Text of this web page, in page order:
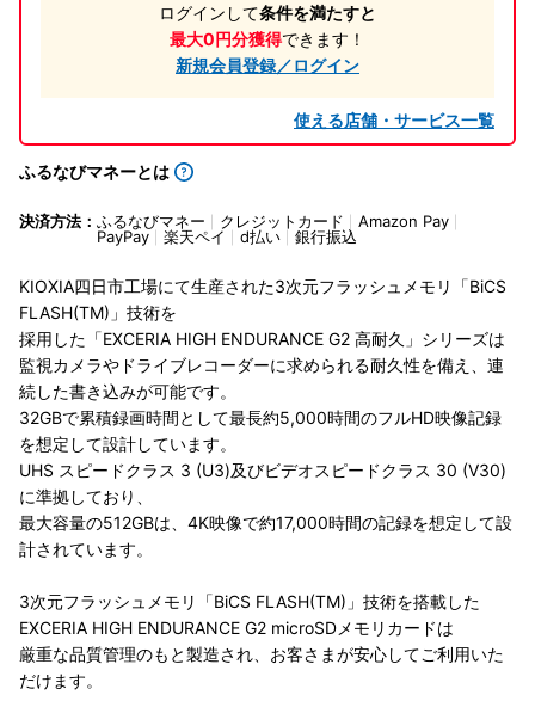
ログインして条件を満たすと
最大0円分獲得できます！
新規会員登録／ログイン
使える店舗・サービス一覧
ふるなびマネーとは
決済方法： ふるなびマネー クレジットカード
Amazon Pay
PayPay
楽天ペイ d払い 銀行振込
KIOXIA四日市工場にて生産された3次元フラッシュメモリ「BiCS
FLASH(TM)」技術を
採用した「EXCERIA HIGH ENDURANCE G2 高耐久」シリーズは
監視カメラやドライブレコーダーに求められる耐久性を備え、連
続した書き込みが可能です。
32GBで累積録画時間として最長約5,000時間のフルHD映像記録
を想定して設計しています。
UHS スピードクラス 3 (U3)及びビデオスピードクラス 30 (V30)
に準拠しており、
最大容量の512GBは、4K映像で約17,000時間の記録を想定して設
計されています。
3次元フラッシュメモリ「BiCS FLASH(TM)」技術を搭載した
EXCERIA HIGH ENDURANCE G2 microSDメモリカードは
厳重な品質管理のもと製造され、お客さまが安心してご利用いた
だけます。